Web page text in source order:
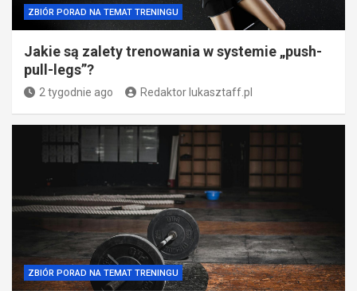
ZBIÓR PORAD NA TEMAT TRENINGU
Jakie są zalety trenowania w systemie „push-
pull-legs”?
2 tygodnie ago Redaktor lukasztaff.pl
ZBIÓR PORAD NA TEMAT TRENINGU